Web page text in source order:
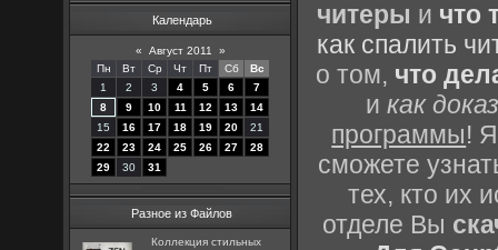
Календарь
« Август 2011
»
Пн
Вт Ср Чт Пт Сб
Вс
1
2 3 4 5 6
7
8
9 10 11 12 13
14
15
16 17 18 19 20
21
22
23 24 25 26 27
28
29
30 31
Разное из Файлов
Коллекция стильных
читеры и что
как спалить
о том, что
икак
программы!
сможете
тех, кто их
отделе Вы